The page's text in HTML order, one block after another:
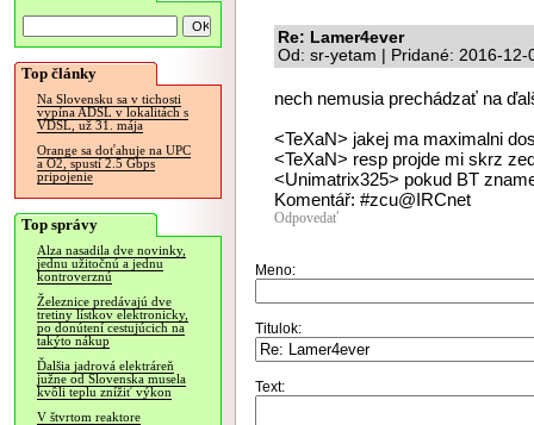
Top články
Na Slovensku sa v tichosti
vypína ADSL v lokalitách s
VDSL, už 31. mája
Orange sa doťahuje na UPC
a O2, spustí 2.5 Gbps
pripojenie
Top správy
Alza nasadila dve novinky,
jednu užitočnú a jednu
kontroverznú
Železnice predávajú dve
tretiny lístkov elektronicky,
po donútení cestujúcich na
takýto nákup
Ďalšia jadrová elektráreň
južne od Slovenska musela
kvôli teplu znížiť výkon
V štvrtom reaktore
Re: Lamer4ever
Od: sr-yetam | Pridané: 2016-12-
nech nemusia prechádzať na
<TeXaN> jakej ma maximalni
<TeXaN> resp projde mi skrz
<Unimatrix325> pokud BT
Komentář: #zcu@IRCnet
Odpovedať
Meno:
Titulok:
Text: